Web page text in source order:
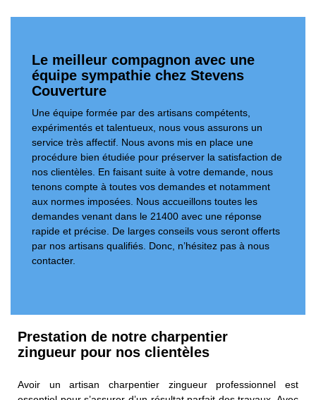
Le meilleur compagnon avec une
équipe sympathie chez Stevens
Couverture
Une équipe formée par des artisans compétents,
expérimentés et talentueux, nous vous assurons un
service très affectif. Nous avons mis en place une
procédure bien étudiée pour préserver la satisfaction de
nos clientèles. En faisant suite à votre demande, nous
tenons compte à toutes vos demandes et notamment
aux normes imposées. Nous accueillons toutes les
demandes venant dans le 21400 avec une réponse
rapide et précise. De larges conseils vous seront offerts
par nos artisans qualifiés. Donc, n’hésitez pas à nous
contacter.
Prestation de notre charpentier
zingueur pour nos clientèles
Avoir un artisan charpentier zingueur professionnel est